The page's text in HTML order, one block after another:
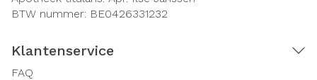
BTW nummer: BE0426331232
Klantenservice
FAQ